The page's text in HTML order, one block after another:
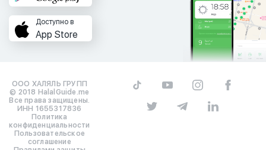
Доступно в
App Store
ООО ХАЛЯЛЬ ГРУПП
© 2018 HalalGuide.me
Все права защищены.
ИНН 1655317836
Политика
конфиденциальности
Пользовательское
соглашение